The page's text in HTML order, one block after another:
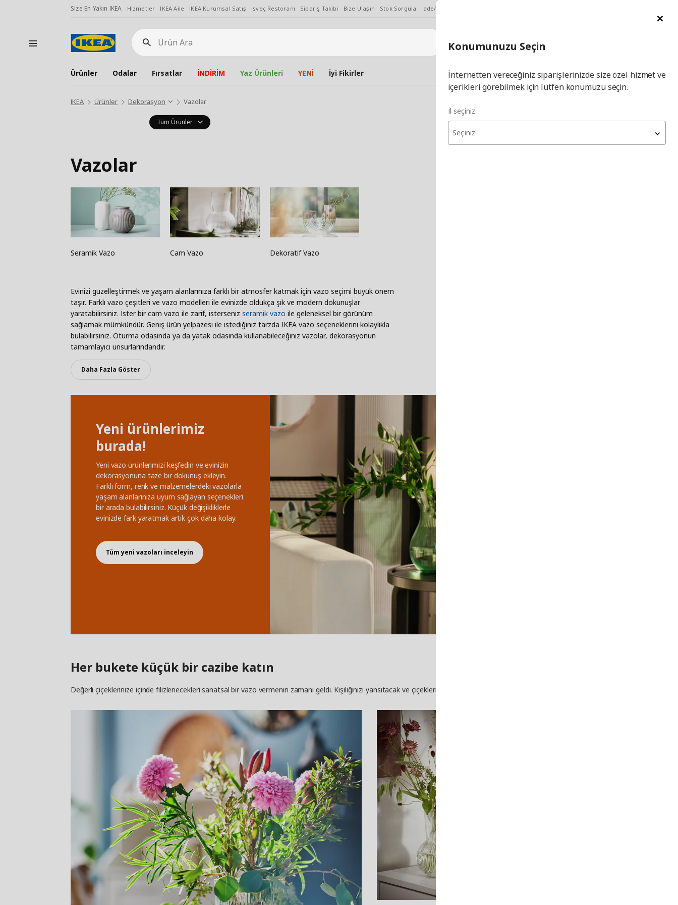
Size En Yakın IKEA Hizmetler IKEA Aile IKEA Kurumsal Satış İsveç Restoranı Sipariş Takibi Bize Ulaşın Stok Sorgula İade/Değişim Talebi
Ürün
Ara
İl Seçiniz İl
Hej! Üye Girişi / Üye Ol
Ürünler Odalar Fırsatlar İNDİRİM Yaz Ürünleri YENİ İyi Fikirler
IKEA Ürünler Dekorasyon Vazolar
Vazolar
Tüm Ürünler
Seramik Vazo Cam Vazo Dekoratif Vazo
Evinizi güzelleştirmek ve yaşam alanlarınıza farklı bir atmosfer katmak için vazo seçimi büyük önem
taşır. Farklı vazo çeşitleri ve vazo modelleri ile evinizde oldukça şık ve modern dokunuşlar
yaratabilirsiniz. İster bir cam vazo ile zarif, isterseniz seramik vazo ile geleneksel bir görünüm
sağlamak mümkündür. Geniş ürün yelpazesi ile istediğiniz tarzda IKEA vazo seçeneklerini kolaylıkla
bulabilirsiniz. Oturma odasında ya da yatak odasında kullanabileceğiniz vazolar, dekorasyonun
tamamlayıcı unsurlarındandır.
Daha Fazla Göster
Yeni ürünlerimiz
burada!
Yeni vazo ürünlerimizi keşfedin ve evinizin
dekorasyonuna taze bir dokunuş ekleyin.
Farklı form, renk ve malzemelerdeki vazolarla
yaşam alanlarınıza uyum sağlayan seçenekleri
bir arada bulabilirsiniz. Küçük değişikliklerle
evinizde fark yaratmak artık çok daha kolay.
Tüm yeni vazoları inceleyin
Her bukete küçük bir cazibe katın
Değerli çiçeklerinize içinde filizlenecekleri sanatsal bir vazo vermenin zamanı geldi. Kişiliğinizi yansıtacak ve çiçeklerinize hak ettikleri ilgiyi gösterecek bir vazo bulun.
Konumunuzu Seçin
İnternetten vereceğiniz siparişlerinizde size özel hizmet ve
içerikleri görebilmek için lütfen konumuzu seçin.
İl seçiniz
Seçiniz